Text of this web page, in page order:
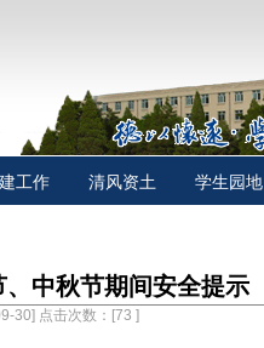
工作 清风资土 学生园地
中秋节期间安全提示
30] 点击次数：[73 ]